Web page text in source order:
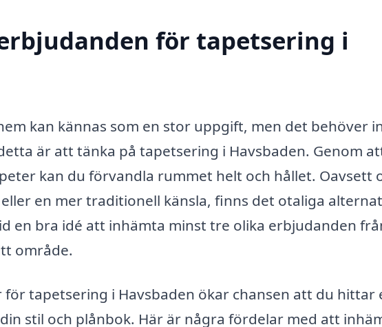
för tapetsering i
kan kännas som en stor uppgift, men det behöver
är att tänka på tapetsering i Havsbaden. Genom
kan du förvandla rummet helt och hållet. Oavsett
en mer traditionell känsla, finns det otaliga
en bra idé att inhämta minst tre olika erbjudanden
område.
tapetsering i Havsbaden ökar chansen att du hittar
stil och plånbok. Här är några fördelar med att